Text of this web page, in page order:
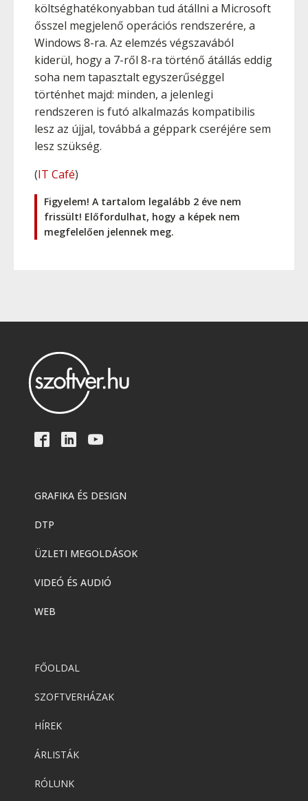
költséghatékonyabban tud átállni a Microsoft
ősszel megjelenő operációs rendszerére, a
Windows 8-ra. Az elemzés végszavából
kiderül, hogy a 7-ről 8-ra történő átállás eddig
soha nem tapasztalt egyszerűséggel
történhet majd: minden, a jelenlegi
rendszeren is futó alkalmazás kompatibilis
lesz az újjal, továbbá a géppark cseréjére sem
lesz szükség.
(IT Café)
Figyelem! A tartalom legalább 2 éve nem
frissült! Előfordulhat, hogy a képek nem
megfelelően jelennek meg.
GRAFIKA ÉS DESIGN
DTP
ÜZLETI MEGOLDÁSOK
VIDEÓ ÉS AUDIÓ
WEB
FŐOLDAL
SZOFTVERHÁZAK
HÍREK
ÁRLISTÁK
RÓLUNK